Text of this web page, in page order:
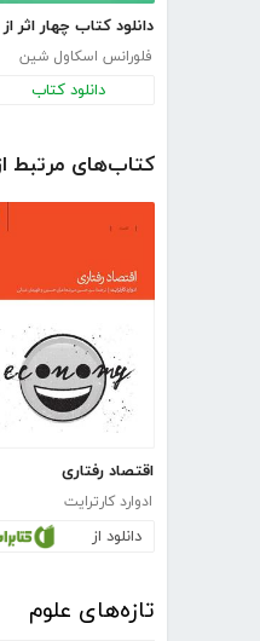
فلورانس اسکاول شین
دانلود کتاب
کتاب‌های مرتبط از
اقتصاد رفتاری
ادوارد کارترایت
دانلود از
تازه‌های علوم